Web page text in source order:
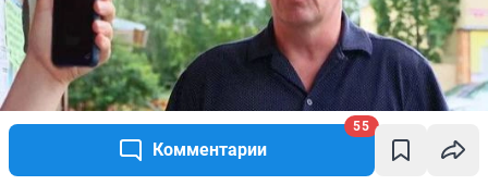
Комментарии
55